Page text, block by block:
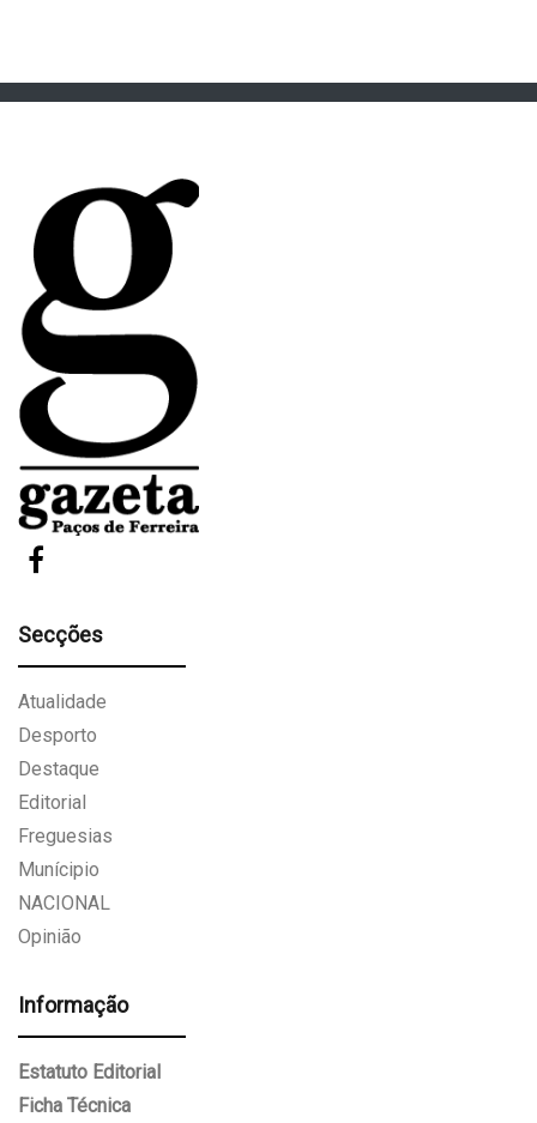
Secções
Atualidade
Desporto
Destaque
Editorial
Freguesias
Munícipio
NACIONAL
Opinião
Informação
Estatuto Editorial
Ficha Técnica